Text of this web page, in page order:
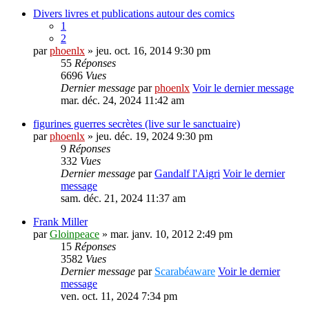
Divers livres et publications autour des comics
1
2
parphoenlx » jeu. oct. 16, 2014 9:30 pm
55 Réponses
6696 Vues
Dernier message parphoenlx Voir le dernier message
mar. déc. 24, 2024 11:42 am
figurines guerres secrètes (live sur le sanctuaire)
parphoenlx » jeu. déc. 19, 2024 9:30 pm
9 Réponses
332 Vues
Dernier message parGandalf l'Aigri Voir le dernier
message
sam. déc. 21, 2024 11:37 am
Frank Miller
parGloinpeace » mar. janv. 10, 2012 2:49 pm
15 Réponses
3582 Vues
Dernier message par Scarabéaware Voir le dernier
message
ven. oct. 11, 2024 7:34 pm